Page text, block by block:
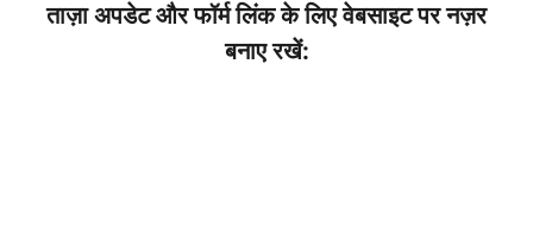
ताज़ा अपडेट और फॉर्म लिंक के लिए वेबसाइट पर नज़र
बनाए रखें: